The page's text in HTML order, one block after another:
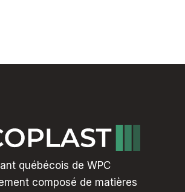
québécois de WPC
composé de matières